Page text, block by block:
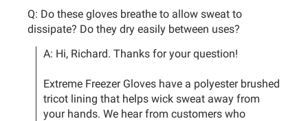
Q: Do these gloves breathe to allow sweat to
dissipate? Do they dry easily between uses?
A: Hi, Richard. Thanks for your question!
Extreme Freezer Gloves have a polyester brushed
tricot lining that helps wick sweat away from
your hands. We hear from customers who